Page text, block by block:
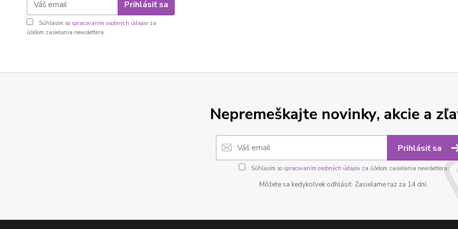
Prihlásiť sa
Súhlasím so spracovaním osobných údajov za
účelom zasielania newslettera.
Nepremeškajte novinky, akcie a
Prihlásiť sa
Súhlasím so spracovaním osobných údajovza účelom zasielania newslettera.
Môžete sa kedykoľvek odhlásiť. Zasielame raz za 14 dní.